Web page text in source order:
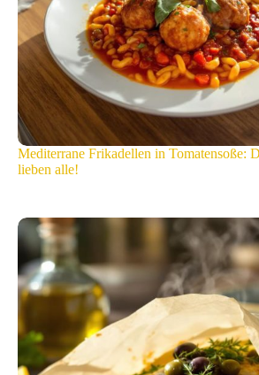
Mediterrane Frikadellen in Tomatensoße:
lieben alle!